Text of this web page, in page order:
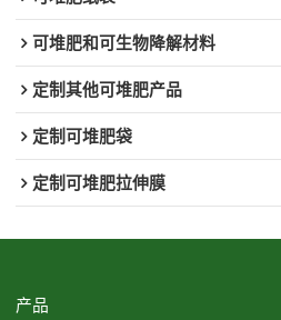
可堆肥和可生物降解材料
定制其他可堆肥产品
定制可堆肥袋
定制可堆肥拉伸膜
产品